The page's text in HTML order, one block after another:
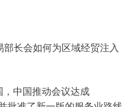
部长会如何为区域经贸注入
中国推动会议达成